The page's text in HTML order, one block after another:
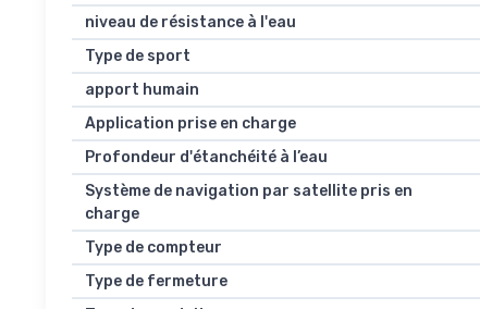
niveau de résistance à l'eau
Type de sport
apport humain
Application prise en charge
Profondeur d'étanchéité à l’eau
Système de navigation par satellite pris en
charge
Type de compteur
Type de fermeture